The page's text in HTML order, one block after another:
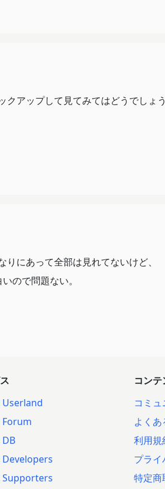
アップして見てみてはどうでしょ
にあって全部は見れてないけど、
ので問題ない。
コンテ
コミュ
よく
利用規
プライ
特定商